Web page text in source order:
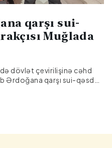
qarşı sui-
Muğlada
dövlət çevirilişinə cəhd
Ərdoğana qarşı sui-qəsd
Marmaris rayonunda
ki, bu barədə ölkənin